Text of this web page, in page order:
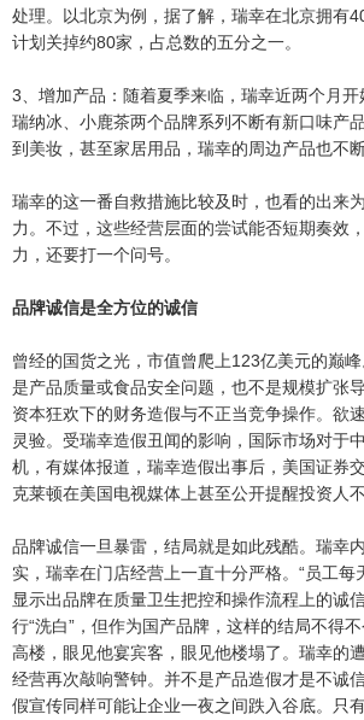
处理。以北京为例，据了解，瑞幸在北京拥有
计划关掉约80家，占总数的五分之一。
3、增加产品：随着夏季来临，瑞幸近两个月开
瑞纳冰、小鹿茶两个品牌系列不断有新口味产
到美妆，甚至家居用品，瑞幸的周边产品也不断
瑞幸的这一番自救措施比较及时，也看的出来
力。不过，这些经营层面的尝试能否短期奏效
力，还要打一个问号。
品牌诚信是全方位的诚信
曾经的国货之光，市值曾爬上123亿美元的巅
是产品质量或食品安全问题，也不是规模扩张
资本狂欢下的财务造假与不正当竞争操作。欲
灵验。受瑞幸造假丑闻的影响，国际市场对于
机，有媒体报道，瑞幸造假出事后，美国证券
克莱顿在美国电视媒体上甚至公开提醒投资人
品牌诚信一旦暴雷，结局就是如此残酷。瑞幸
实，瑞幸在门店经营上一直十分严格。“员工每
显示出品牌在质量卫生把控和操作流程上的诚
行“洗白”，但作为国产品牌，这样的结局不得
高楼，眼见他宴宾客，眼见他楼塌了。瑞幸的
经营再次敲响警钟。并不是产品造假才是不诚
假宣传同样可能让企业一夜之间跌入谷底。只